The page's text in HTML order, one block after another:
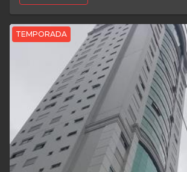
TEMPORADA